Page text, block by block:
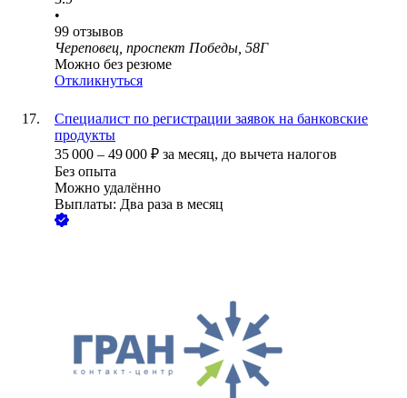
•
99 отзывов
Череповец, проспект Победы, 58Г
Можно без резюме
Откликнуться
Специалист по регистрации заявок на банковские
продукты
35 000 – 49 000 ₽ за месяц, до вычета налогов
Без опыта
Можно удалённо
Выплаты: Два раза в месяц